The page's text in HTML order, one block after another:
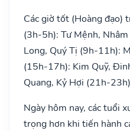
Các giờ tốt (Hoàng đạo)
(3h-5h): Tư Mệnh,
Long, Quý Tị (9h-11h):
(15h-17h): Kim Quỹ,
Quang, Kỷ Hợi (21h-
Ngày hôm nay, các tuổi
trọng hơn khi tiến hành